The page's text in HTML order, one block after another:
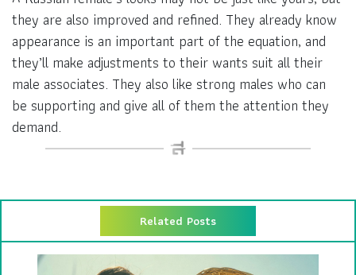
they are also improved and refined. They already know
appearance is an important part of the equation, and
they’ll make adjustments to their wants suit all their
male associates. They also like strong males who can
be supporting and give all of them the attention they
demand.
Related Posts